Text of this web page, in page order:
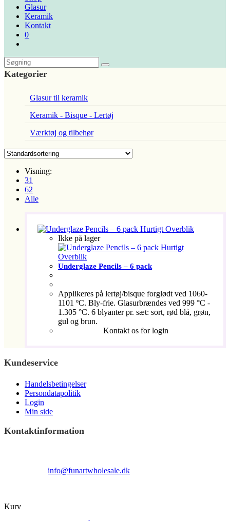
Glasur
Keramik
Kontakt
0
Kategorier
Glasur til keramik
Keramik - Bisque - Lertøj
Værktøj og tilbehør
Visning:
31
62
Alle
Hurtigt Overblik
Ikke på lager
Hurtigt
Overblik
Underglaze Pencils – 6 pack
Applikeres på lertøj/bisque forglødt ved 1060-
1101 ºC. Bly-frie. Glasurbrændes ved 999 °C -
1.305 °C. 6 blyanter pr. sæt: sort, rød blå, grøn,
gul og brun.
Kontakt os for login
Kundeservice
Handelsbetingelser
Persondatapolitik
Login
Min side
Kontaktinformation
info@funartwholesale.dk
Kurv